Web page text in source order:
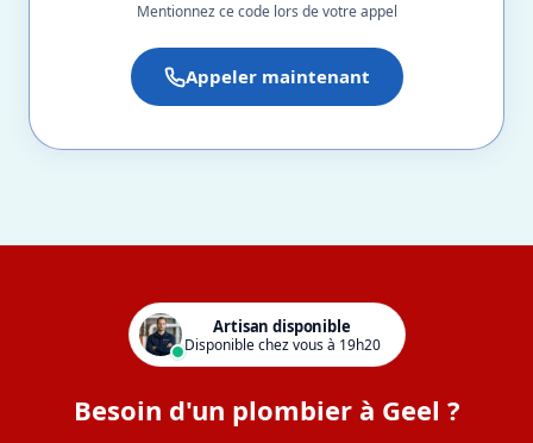
Mentionnez ce code lors de votre appel
Appeler maintenant
Artisan disponible
Disponible chez vous à 19h20
Besoin d'un plombier à Geel ?